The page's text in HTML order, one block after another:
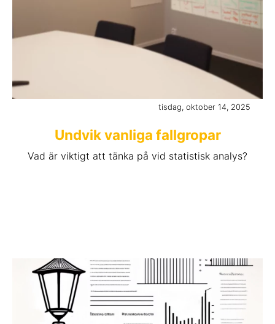
tisdag, oktober 14, 2025
Undvik vanliga fallgropar
Vad är viktigt att tänka på vid statistisk analys?